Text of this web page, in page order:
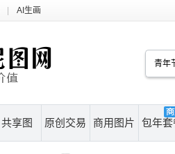
AI生画
共享图 原创交易 商用图片 包年套